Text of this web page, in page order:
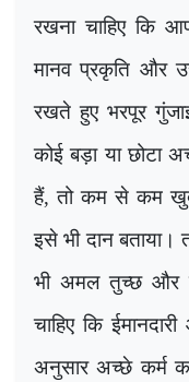
रखना चाहिए कि
मानव प्रकृति और
रखते हुए भरपूर
कोई बड़ा या छोटा
हैं,तो कम से कम
इसे भी दान बताया।
भी अमल तुच्छ और
चाहिए कि
अनुसार अच्छे कर्म